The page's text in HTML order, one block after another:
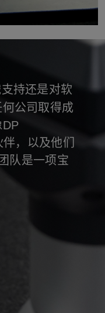
持还是对软
公司取得成
，以及他们
队是一项宝